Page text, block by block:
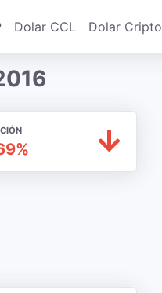
Dolar CCL Dolar Cripto